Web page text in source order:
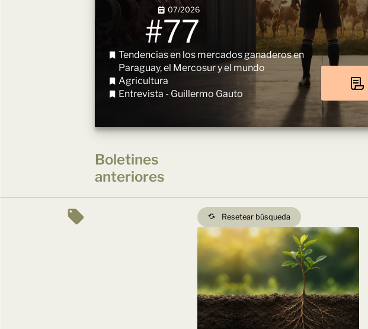
07/2026
#77
Tendencias en los mercados ganaderos en
Paraguay, el Mercosur y el mundo
Agricultura
Entrevista - Guillermo Gauto
Boletines
anteriores
Resetear búsqueda